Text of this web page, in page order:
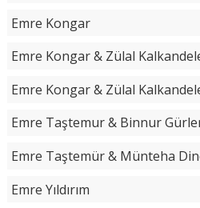
Emre Kongar
Emre Kongar & Zülal
Emre Kongar & Zülal
Emre Taştemur & Binnur
Emre Taştemür & Münteha
Emre Yıldırım